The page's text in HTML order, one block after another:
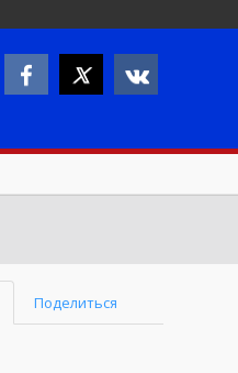
Поделиться